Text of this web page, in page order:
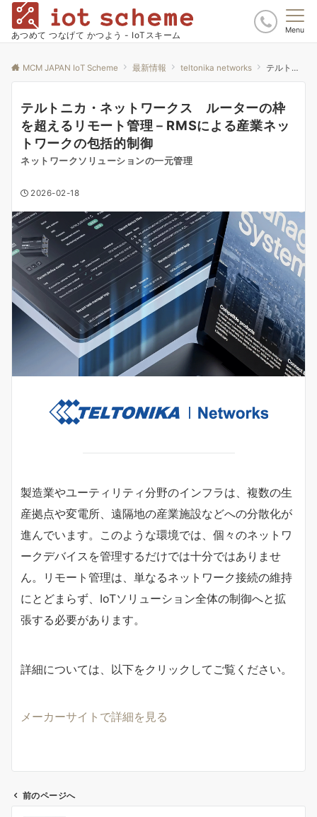
あつめて つなげて かつよう - IoTスキーム Menu
MCM JAPAN IoT Scheme 最新情報 teltonika networks テルトニカ・ネットワークス ルーターの枠を超えるリモート管理－RMSによる産業ネットワークの包括的制御
テルトニカ・ネットワークス ルーターの枠
を超えるリモート管理－RMSによる産業ネッ
トワークの包括的制御
ネットワークソリューションの一元管理
2026-02-18
製造業やユーティリティ分野のインフラは、複数の生
産拠点や変電所、遠隔地の産業施設などへの分散化が
進んでいます。このような環境では、個々のネットワ
ークデバイスを管理するだけでは十分ではありませ
ん。リモート管理は、単なるネットワーク接続の維持
にとどまらず、IoTソリューション全体の制御へと拡
張する必要があります。
詳細については、以下をクリックしてご覧ください。
メーカーサイトで詳細を見る
前のページへ